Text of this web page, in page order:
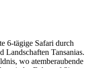
6-tägige Safari durch
Landschaften Tansanias.
wo atemberaubende